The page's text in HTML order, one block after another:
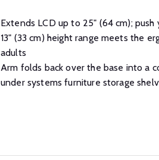
Extends LCD up to 25" (64 cm);
13" (33 cm) height range meets the
adults
Arm folds back over the base into a
under systems furniture storage